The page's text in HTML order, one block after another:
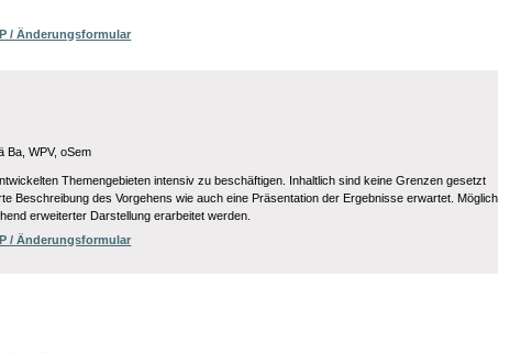
/ Änderungsformular
Ba, WPV, oSem
Themengebieten intensiv zu beschäftigen. Inhaltlich sind keine Grenzen gesetzt
Beschreibung des Vorgehens wie auch eine Präsentation der Ergebnisse erwartet. Möglich
erweiterter Darstellung erarbeitet werden.
/ Änderungsformular